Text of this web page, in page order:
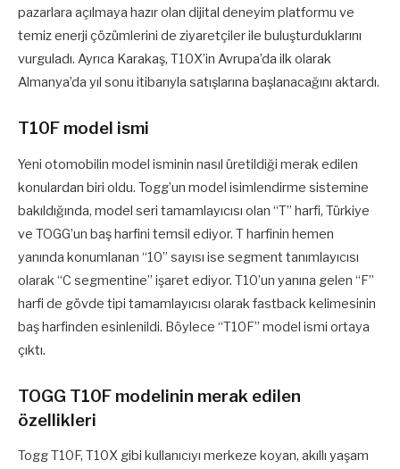
pazarlara açılmaya hazır olan dijital deneyim platformu ve
temiz enerji çözümlerini de ziyaretçiler ile buluşturduklarını
vurguladı. Ayrıca Karakaş, T10X’in Avrupa’da ilk olarak
Almanya’da yıl sonu itibarıyla satışlarına başlanacağını aktardı.
T10F model ismi
Yeni otomobilin model isminin nasıl üretildiği merak edilen
konulardan biri oldu. Togg’un model isimlendirme sistemine
bakıldığında, model seri tamamlayıcısı olan “T” harfi, Türkiye
ve TOGG’un baş harfini temsil ediyor. T harfinin hemen
yanında konumlanan “10” sayısı ise segment tanımlayıcısı
olarak “C segmentine” işaret ediyor. T10’un yanına gelen “F”
harfi de gövde tipi tamamlayıcısı olarak fastback kelimesinin
baş harfinden esinlenildi. Böylece “T10F” model ismi ortaya
çıktı.
TOGG T10F modelinin merak edilen
özellikleri
Togg T10F, T10X gibi kullanıcıyı merkeze koyan, akıllı yaşam